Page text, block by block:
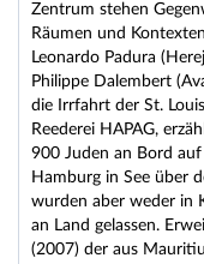
Zentrum stehen
Räumen und
Leonardo Padura
Philippe Dalembert
die Irrfahrt der St.
Reederei HAPAG,
900 Juden an Bord
Hamburg in See über
wurden aber weder in
an Land gelassen.
(2007) der aus